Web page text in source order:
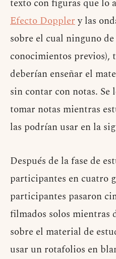
texto con figuras que lo
Efecto Dopplery las
sobre el cual ninguno
conocimientos previos),
deberían enseñar el
sin contar con notas.
tomar notas mientras
las podrían usar en la
Después de la fase de
participantes en cuatro
participantes pasaron
filmados solos mientras
sobre el material de
usar un rotafolios en